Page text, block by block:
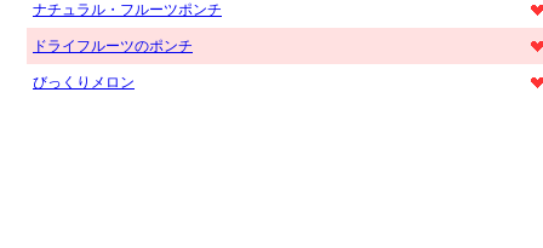
ナチュラル・フルーツポンチ
ドライフルーツのポンチ
びっくりメロン